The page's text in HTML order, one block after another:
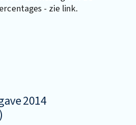
- zie link.
2014